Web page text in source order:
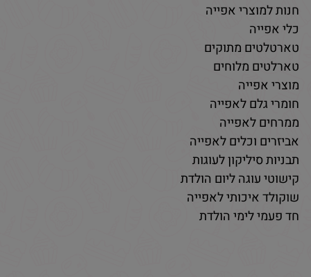
חנות למוצרי אפייה
כלי אפייה
טארטלטים מתוקים
טארלטים מלוחים
מוצרי אפייה
חומרי גלם לאפייה
ממרחים לאפייה
אביזרים וכלים לאפייה
תבניות סיליקון לעוגות
קישוטי עוגה ליום הולדת
שוקולד איכותי לאפייה
חד פעמי לימי הולדת